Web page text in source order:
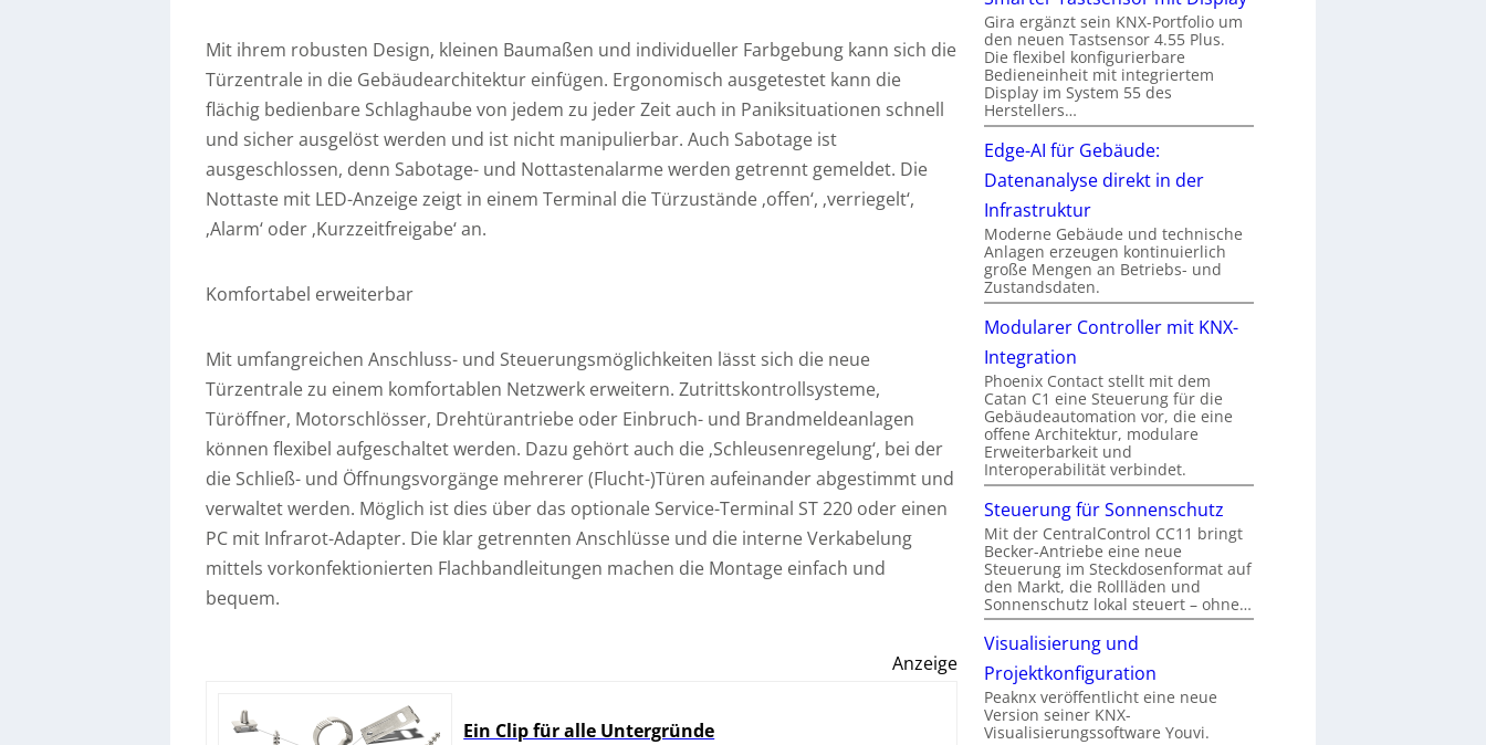
Mit ihrem robusten Design, kleinen Baumaßen und individueller Farbgebung kann sich die
Türzentrale in die Gebäudearchitektur einfügen. Ergonomisch ausgetestet kann die
flächig bedienbare Schlaghaube von jedem zu jeder Zeit auch in Paniksituationen schnell
und sicher ausgelöst werden und ist nicht manipulierbar. Auch Sabotage ist
ausgeschlossen, denn Sabotage- und Nottastenalarme werden getrennt gemeldet. Die
Nottaste mit LED-Anzeige zeigt in einem Terminal die Türzustände ‚offen‘, ‚verriegelt‘,
‚Alarm‘ oder ‚Kurzzeitfreigabe‘ an.
Komfortabel erweiterbar
Mit umfangreichen Anschluss- und Steuerungsmöglichkeiten lässt sich die neue
Türzentrale zu einem komfortablen Netzwerk erweitern. Zutrittskontrollsysteme,
Türöffner, Motorschlösser, Drehtürantriebe oder Einbruch- und Brandmeldeanlagen
können flexibel aufgeschaltet werden. Dazu gehört auch die ‚Schleusenregelung‘, bei der
die Schließ- und Öffnungsvorgänge mehrerer (Flucht-)Türen aufeinander abgestimmt und
verwaltet werden. Möglich ist dies über das optionale Service-Terminal ST 220 oder einen
PC mit Infrarot-Adapter. Die klar getrennten Anschlüsse und die interne Verkabelung
mittels vorkonfektionierten Flachbandleitungen machen die Montage einfach und
bequem.
Anzeige
Ein Clip für alle Untergründe
Gira ergänzt sein KNX-Portfolio um
den neuen Tastsensor 4.55 Plus.
Die flexibel konfigurierbare
Bedieneinheit mit integriertem
Display im System 55 des
Herstellers…
Edge-AI für Gebäude:
Datenanalyse direkt in der
Infrastruktur
Moderne Gebäude und technische
Anlagen erzeugen kontinuierlich
große Mengen an Betriebs- und
Zustandsdaten.
Modularer Controller mit KNX-
Integration
Phoenix Contact stellt mit dem
Catan C1 eine Steuerung für die
Gebäudeautomation vor, die eine
offene Architektur, modulare
Erweiterbarkeit und
Interoperabilität verbindet.
Steuerung für Sonnenschutz
Mit der CentralControl CC11 bringt
Becker-Antriebe eine neue
Steuerung im Steckdosenformat auf
den Markt, die Rollläden und
Sonnenschutz lokal steuert – ohne…
Visualisierung und
Projektkonfiguration
Peaknx veröffentlicht eine neue
Version seiner KNX-
Visualisierungssoftware Youvi.